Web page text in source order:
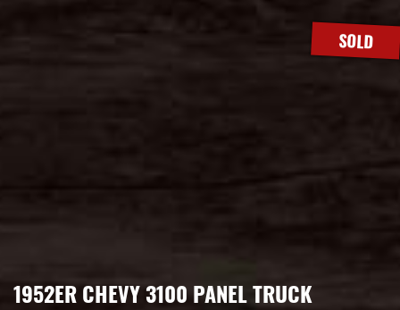
SOLD
1952ER CHEVY 3100 PANEL TRUCK